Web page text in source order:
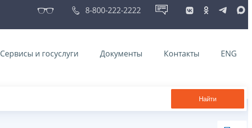
8-800-222-2222
Сервисы и госуслуги Документы Контакты ENG
Найти